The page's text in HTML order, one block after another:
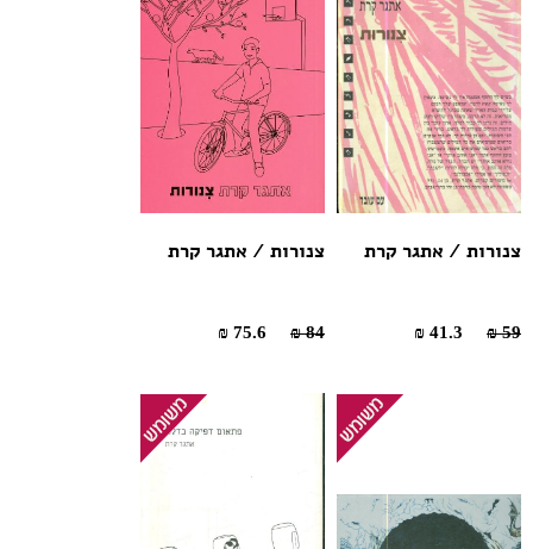
צנורות / אתגר קרת
59 ₪
צנורות / אתגר קרת
84 ₪